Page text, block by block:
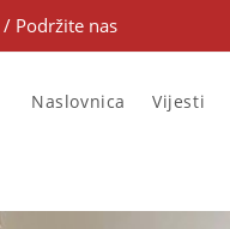
/ Podržite nas
Naslovnica Vijesti